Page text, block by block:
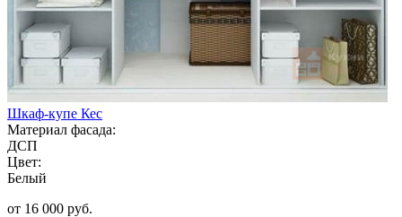
Шкаф-купе Кес
Материал фасада:
ДСП
Цвет:
Белый
от 16 000 руб.